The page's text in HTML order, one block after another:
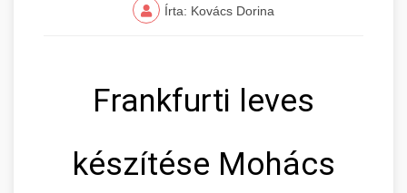
Írta: Kovács Dorina
Frankfurti leves
készítése Mohács